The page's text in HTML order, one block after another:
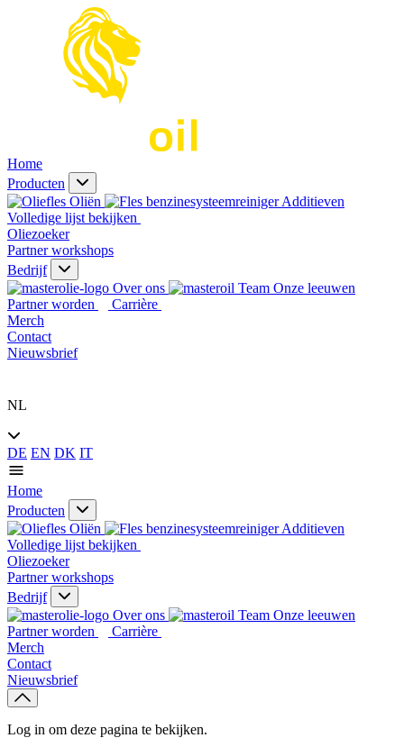
Home
Producten
Oliën
Additieven
Volledige lijst bekijken
Oliezoeker
Partner workshops
Bedrijf
Over ons
Onze leeuwen
Partner worden
Carrière
Merch
Contact
Nieuwsbrief
NL
DE EN DK IT
Home
Producten
Oliën
Additieven
Volledige lijst bekijken
Oliezoeker
Partner workshops
Bedrijf
Over ons
Onze leeuwen
Partner worden
Carrière
Merch
Contact
Nieuwsbrief
Log in om deze pagina te bekijken.